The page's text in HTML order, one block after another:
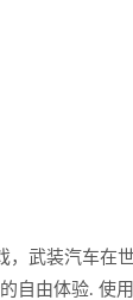
武装汽车在
自由体验. 使